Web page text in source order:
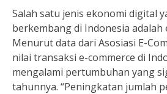
Salah satu jenis ekonomi digital
berkembang di Indonesia adalah
Menurut data dari Asosiasi E-
nilai transaksi e-commerce di
mengalami pertumbuhan yang
tahunnya. “Peningkatan jumlah